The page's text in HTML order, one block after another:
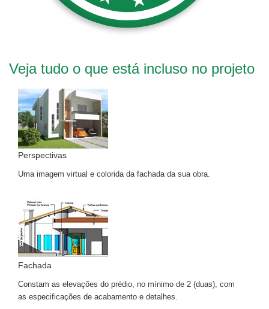
Veja tudo o que está incluso no projeto
Perspectivas
Uma imagem virtual e colorida da fachada da sua obra.
Fachada
Constam as elevações do prédio, no mínimo de 2 (duas), com
as especificações de acabamento e detalhes.